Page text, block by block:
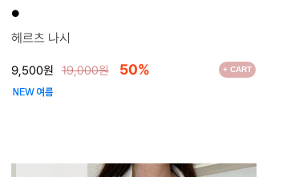
●
헤르츠 나시
9,500원 19,000원 50% + CART